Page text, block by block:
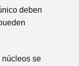
deben
núcleos se